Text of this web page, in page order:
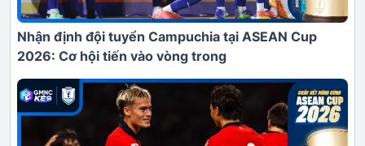
Nhận định đội tuyển Campuchia tại ASEAN Cup
2026: Cơ hội tiến vào vòng trong